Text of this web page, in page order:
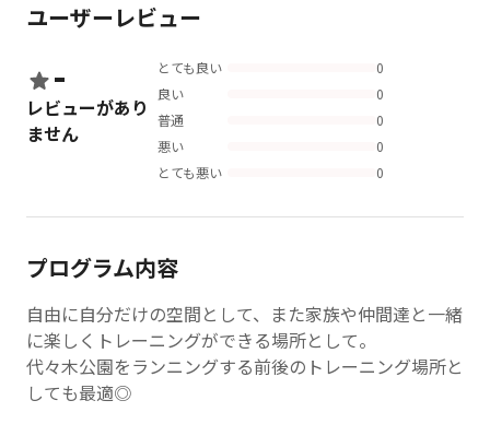
ユーザーレビュー
-
レビューがあり
ません
とても良い
0
良い
0
普通
0
悪い
0
とても悪い
0
プログラム内容
自由に自分だけの空間として、また家族や仲間達と一緒
に楽しくトレーニングができる場所として。
代々木公園をランニングする前後のトレーニング場所と
しても最適◎